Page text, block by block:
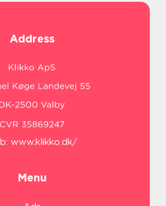
Address
www.klikko.dk/
Menu